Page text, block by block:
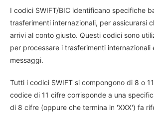
I codici SWIFT/BIC identificano specifiche
trasferimenti internazionali, per assicurarsi
arrivi al conto giusto. Questi codici sono
per processare i trasferimenti internazionali
messaggi.
Tutti i codici SWIFT si compongono di 8 o
codice di 11 cifre corrisponde a una
di 8 cifre (oppure che termina in 'XXX') fa